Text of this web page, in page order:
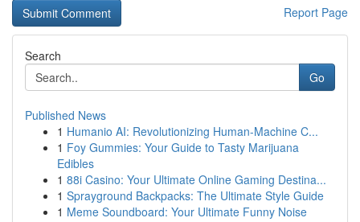
Report Page
Search
Go
Published News
1 Humanio AI: Revolutionizing Human-Machine C...
1 Foy Gummies: Your Guide to Tasty Marijuana
Edibles
1 88i Casino: Your Ultimate Online Gaming Destina...
1 Sprayground Backpacks: The Ultimate Style Guide
1 Meme Soundboard: Your Ultimate Funny Noise